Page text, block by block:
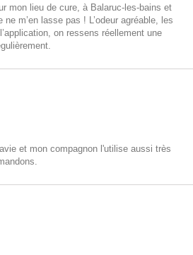
mon lieu de cure, à Balaruc-les-bains et
m’en lasse pas ! L’odeur agréable, les
on ressens réellement une
et mon compagnon l'utilise aussi très